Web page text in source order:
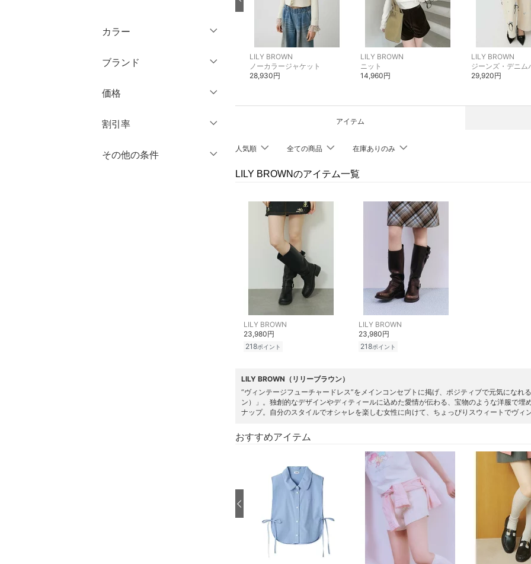
ジャケット・アウター
パンツ
ワンピース・ドレス
スカート
オールインワン・オーバ
ーオール
カラー
クリア
ブランド
価格
絞り込み
割引率
％OFF～ ％OFF
その他の条件
リュック・バックパック
LILY BROWN
ノーカラージャケット
28,930円
LILY BROWN
ニット
14,960円
LILY BROWN
ジーンズ・デニム
29,920円
アイテム
人気順 全ての商品 在庫ありのみ
LILY BROWNのアイテム一覧
LILY BROWN
23,980円
218ポイント
LILY BROWN
23,980円
218ポイント
LILY BROWN（リリーブラウン）
“ヴィンテージフューチャードレス”をメインコンセプトに掲げ、ポジティブで元気になれ
ン）」。独創的なデザインやディティールに込めた愛情が伝わる、宝物のような洋服で埋
ナップ。自分のスタイルでオシャレを楽しむ女性に向けて、ちょっぴりスウィートでヴィ
おすすめアイテム